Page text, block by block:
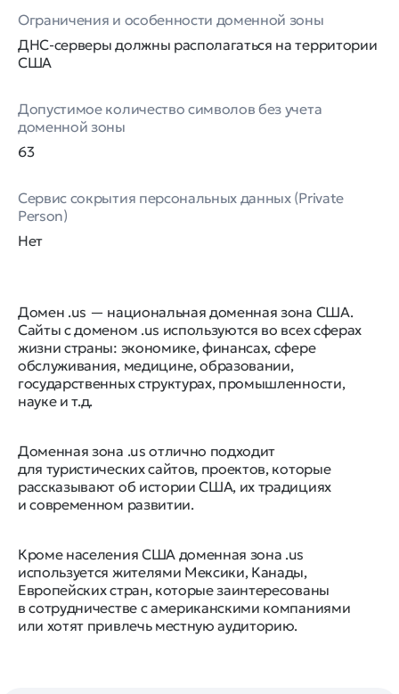
Ограничения и особенности доменной зоны
ДНС-серверы должны располагаться на территории
США
Допустимое количество символов без учета
доменной зоны
63
Сервис сокрытия персональных данных (Private
Person)
Нет
Домен .us — национальная доменная зона США.
Сайты с доменом .us используются во всех сферах
жизни страны: экономике, финансах, сфере
обслуживания, медицине, образовании,
государственных структурах, промышленности,
науке и т.д.
Доменная зона .us отлично подходит
для туристических сайтов, проектов, которые
рассказывают об истории США, их традициях
и современном развитии.
Кроме населения США доменная зона .us
используется жителями Мексики, Канады,
Европейских стран, которые заинтересованы
в сотрудничестве с американскими компаниями
или хотят привлечь местную аудиторию.